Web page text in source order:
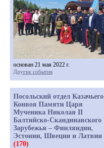
основан 21 мая 2022 г.
Другие события
Посольский отдел Казачьего
Конвоя Памяти Царя
Мученика Николая II
Балтийско-Скандинавского
Зарубежья – Финляндии,
Эстонии, Швеции и Латвии
(170)